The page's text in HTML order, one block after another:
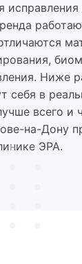
Ниже
себя в
всего и
на-Дону
ЭРА.